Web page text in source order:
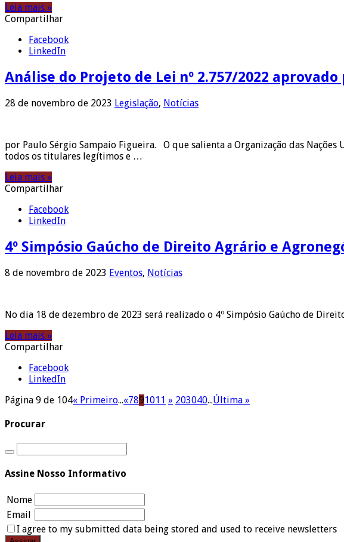
Leia mais »
Compartilhar
Facebook
LinkedIn
Análise do Projeto de Lei nº 2.757/2022
28 de novembro de 2023 Legislação, Notícias
por Paulo Sérgio Sampaio Figueira. O que salienta a Organização das
todos os titulares legítimos e …
Leia mais »
Compartilhar
Facebook
LinkedIn
4º Simpósio Gaúcho de Direito Agrário e
8 de novembro de 2023 Eventos, Notícias
No dia 18 de dezembro de 2023 será realizado o 4º Simpósio Gaúcho de
Leia mais »
Compartilhar
Facebook
LinkedIn
Página 9 de 104« Primeiro...«7891011 » 203040...Última »
Procurar
Assine Nosso Informativo
Nome
Email
I agree to my submitted data being stored and used to receive newsletters